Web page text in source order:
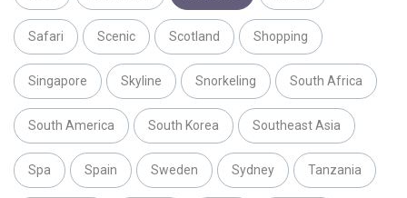
Safari Scenic Scotland Shopping
Singapore Skyline Snorkeling South Africa
South America South Korea Southeast Asia
Spa Spain Sweden Sydney Tanzania